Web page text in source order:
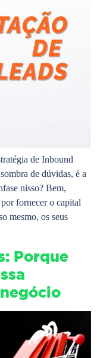
de Inbound
de dúvidas, é a
nisso? Bem,
fornecer o capital
mesmo, os seus
Porque